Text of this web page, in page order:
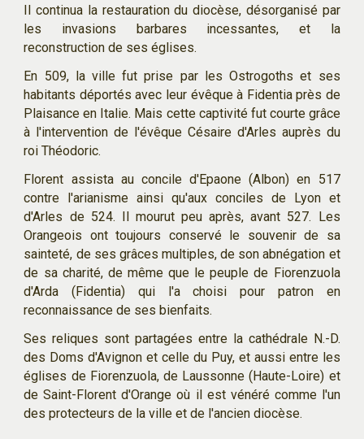
Il continua la restauration du diocèse, désorganisé par
les invasions barbares incessantes, et la
reconstruction de ses églises.
En 509, la ville fut prise par les Ostrogoths et ses
habitants déportés avec leur évêque à Fidentia près de
Plaisance en Italie. Mais cette captivité fut courte grâce
à l'intervention de l'évêque Césaire d'Arles auprès du
roi Théodoric.
Florent assista au concile d'Epaone (Albon) en 517
contre l'arianisme ainsi qu'aux conciles de Lyon et
d'Arles de 524. Il mourut peu après, avant 527. Les
Orangeois ont toujours conservé le souvenir de sa
sainteté, de ses grâces multiples, de son abnégation et
de sa charité, de même que le peuple de Fiorenzuola
d'Arda (Fidentia) qui l'a choisi pour patron en
reconnaissance de ses bienfaits.
Ses reliques sont partagées entre la cathédrale N.-D.
des Doms d'Avignon et celle du Puy, et aussi entre les
églises de Fiorenzuola, de Laussonne (Haute-Loire) et
de Saint-Florent d'Orange où il est vénéré comme l'un
des protecteurs de la ville et de l'ancien diocèse.